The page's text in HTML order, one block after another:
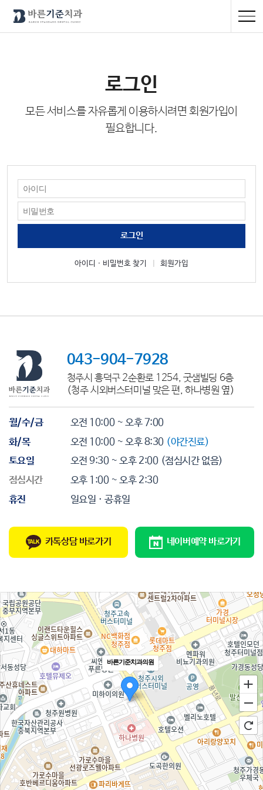
로그인
모든 서비스를 자유롭게 이용하시려면 회원가입이
필요합니다.
로그인
아이디ㆍ비밀번호 찾기 회원가입
043-904-7928
청주시 흥덕구 2순환로 1254, 굿샘빌딩 6층
(청주 시외버스터미널 맞은 편, 하나병원 옆)
월/수/금
오전 10:00 ~ 오후 7:00
화/목
오전 10:00 ~ 오후 8:30 (야간진료)
토요일
오전 9:30 ~ 오후 2:00 (점심시간 없음)
점심시간
오후 1:00 ~ 오후 2:30
휴진
일요일 · 공휴일
카톡상담 바로가기 네이버예약 바로가기
바른기준치과의원